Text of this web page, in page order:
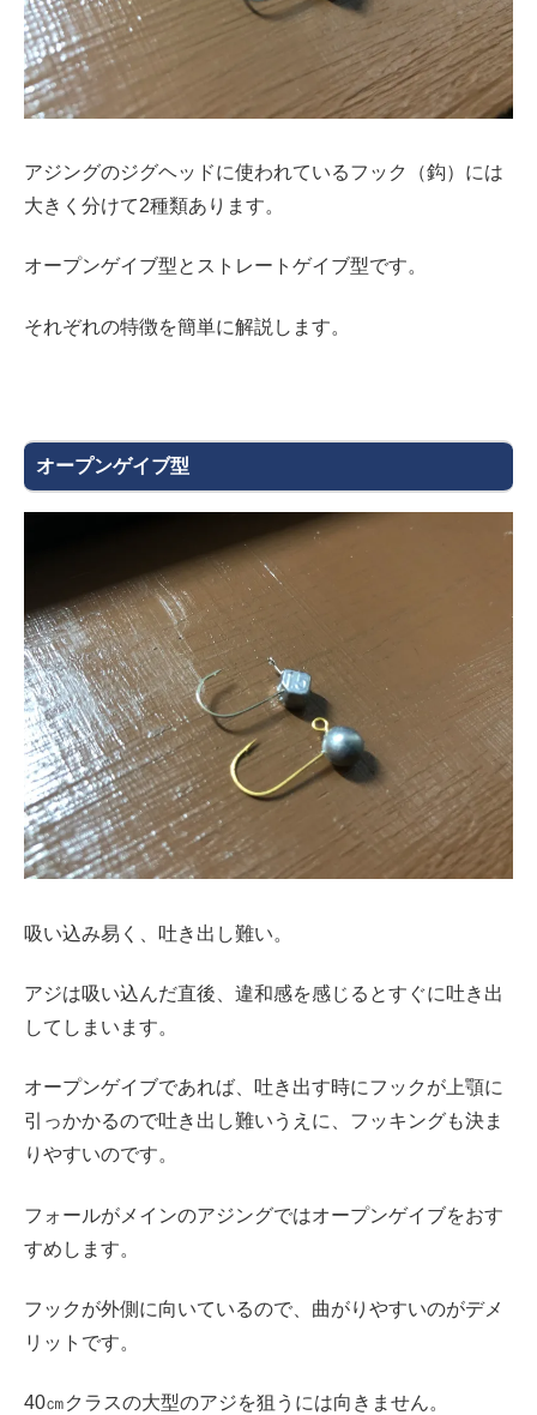
アジングのジグヘッドに使われているフック（鈎）には
大きく分けて2種類あります。
オープンゲイブ型とストレートゲイブ型です。
それぞれの特徴を簡単に解説します。
オープンゲイブ型
吸い込み易く、吐き出し難い。
アジは吸い込んだ直後、違和感を感じるとすぐに吐き出
してしまいます。
オープンゲイブであれば、吐き出す時にフックが上顎に
引っかかるので吐き出し難いうえに、フッキングも決ま
りやすいのです。
フォールがメインのアジングではオープンゲイブをおす
すめします。
フックが外側に向いているので、曲がりやすいのがデメ
リットです。
40㎝クラスの大型のアジを狙うには向きません。